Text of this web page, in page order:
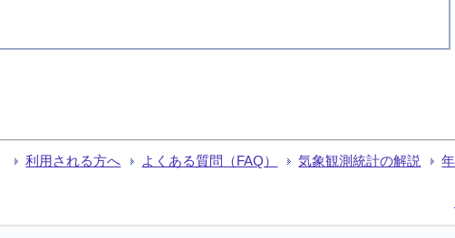
利用される方へ よくある質問（FAQ） 気象観測統計の解説